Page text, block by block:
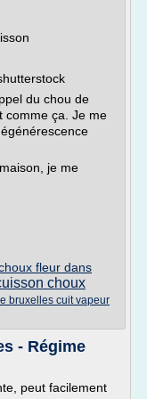
du chou de
comme ça. Je me
je me
fleur dans
choux
bruxelles cuit vapeur
- Régime
peut facilement